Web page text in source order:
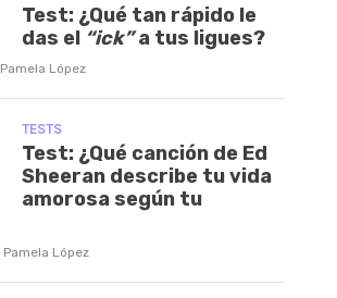
Test: ¿Qué tan rápido le
das el “ick”a tus ligues?
Pamela López
TESTS
Test: ¿Qué canción de Ed
Sheeran describe tu vida
amorosa según tu
Pamela López